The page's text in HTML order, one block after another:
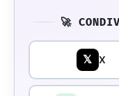
🚀
𝕏 X